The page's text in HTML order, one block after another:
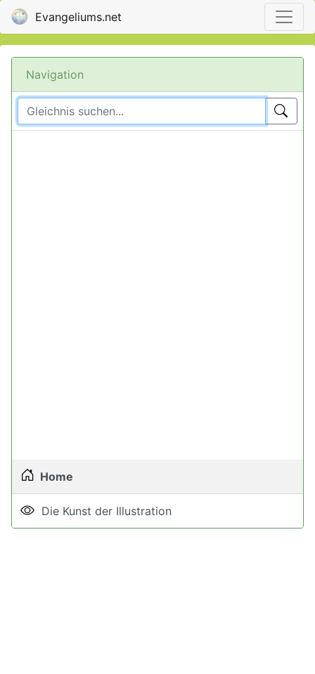
Evangeliums.net
Navigation
Home
Die Kunst der Illustration